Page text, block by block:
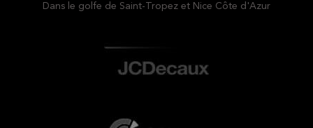
Dans le golfe de Saint-Tropez et Nice Côte d'Azur